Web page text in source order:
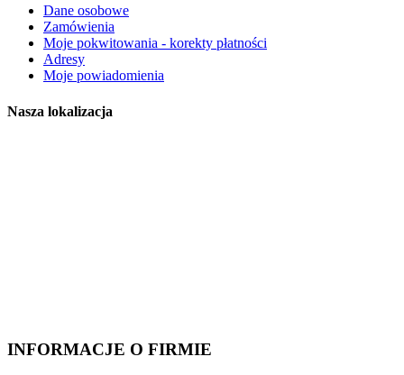
Dane osobowe
Zamówienia
Moje pokwitowania - korekty płatności
Adresy
Moje powiadomienia
Nasza lokalizacja
INFORMACJE O FIRMIE